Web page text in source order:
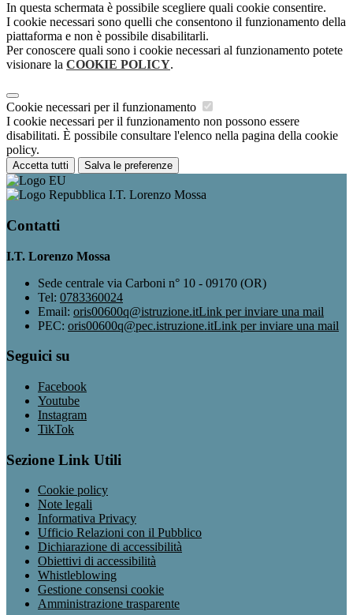
In questa schermata è possibile scegliere quali cookie consentire.
I cookie necessari sono quelli che consentono il funzionamento della
piattaforma e non è possibile disabilitarli.
Per conoscere quali sono i cookie necessari al funzionamento potete
visionare la COOKIE POLICY.
Cookie necessari per il funzionamento
I cookie necessari per il funzionamento non possono essere
disabilitati. È possibile consultare l'elenco nella pagina della cookie
policy.
Accetta tutti Salva le preferenze
I.T. Lorenzo Mossa
Contatti
I.T. Lorenzo Mossa
Sede centrale via Carboni n° 10 - 09170 (OR)
Tel: 0783360024
Email: oris00600q@istruzione.itLink per inviare una mail
PEC: oris00600q@pec.istruzione.itLink per inviare una mail
Seguici su
Facebook
Youtube
Instagram
TikTok
Sezione Link Utili
Cookie policy
Note legali
Informativa Privacy
Ufficio Relazioni con il Pubblico
Dichiarazione di accessibilità
Obiettivi di accessibilità
Whistleblowing
Gestione consensi cookie
Amministrazione trasparente